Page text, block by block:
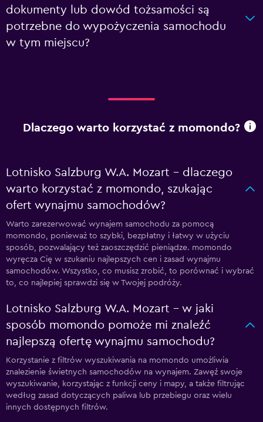
dokumenty lub dowód tożsamości są
potrzebne do wypożyczenia samochodu
w tym miejscu?
Dlaczego warto korzystać z momondo?
Lotnisko Salzburg W.A. Mozart – dlaczego
warto korzystać z momondo, szukając
ofert wynajmu samochodów?
Warto zarezerwować wynajem samochodu za pomocą
momondo, ponieważ to szybki, bezpłatny i łatwy w użyciu
sposób, pozwalający też zaoszczędzić pieniądze. momondo
wyręcza Cię w szukaniu najlepszych cen i zasad wynajmu
samochodów. Wszystko, co musisz zrobić, to porównać i wybrać
to, co najlepiej sprawdzi się w Twojej podróży.
Lotnisko Salzburg W.A. Mozart – w jaki
sposób momondo pomoże mi znaleźć
najlepszą ofertę wynajmu samochodu?
Korzystanie z filtrów wyszukiwania na momondo umożliwia
znalezienie świetnych samochodów na wynajem. Zawęź swoje
wyszukiwanie, korzystając z funkcji ceny i mapy, a także filtrując
według zasad dotyczących paliwa lub przebiegu oraz wielu
innych dostępnych filtrów.